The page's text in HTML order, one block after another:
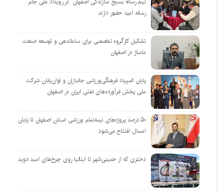
رسانه امید حضور دارند
تشکیل کارگروه تخصصی برای ساماندهی و توسعه صنعت
ماساژ در اصفهان
پایان المپیاد فرهنگی‌ورزشی جانبازان و توان‌یابان شرکت
ملی پخش فرآورده‌های نفتی ایران در اصفهان
۵۰ درصد پروژه‌های نیمه‌تمام ورزشی استان اصفهان تا پایان
امسال افتتاح می‌شود
دختری که از خمینی‌شهر تا ایتالیا روی چرخ‌های امید دوید